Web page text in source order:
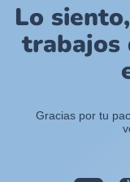
Lo
trabajos
Gracias por tu